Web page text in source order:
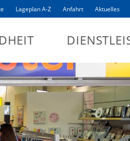
Lageplan A-Z Anfahrt Aktuelles